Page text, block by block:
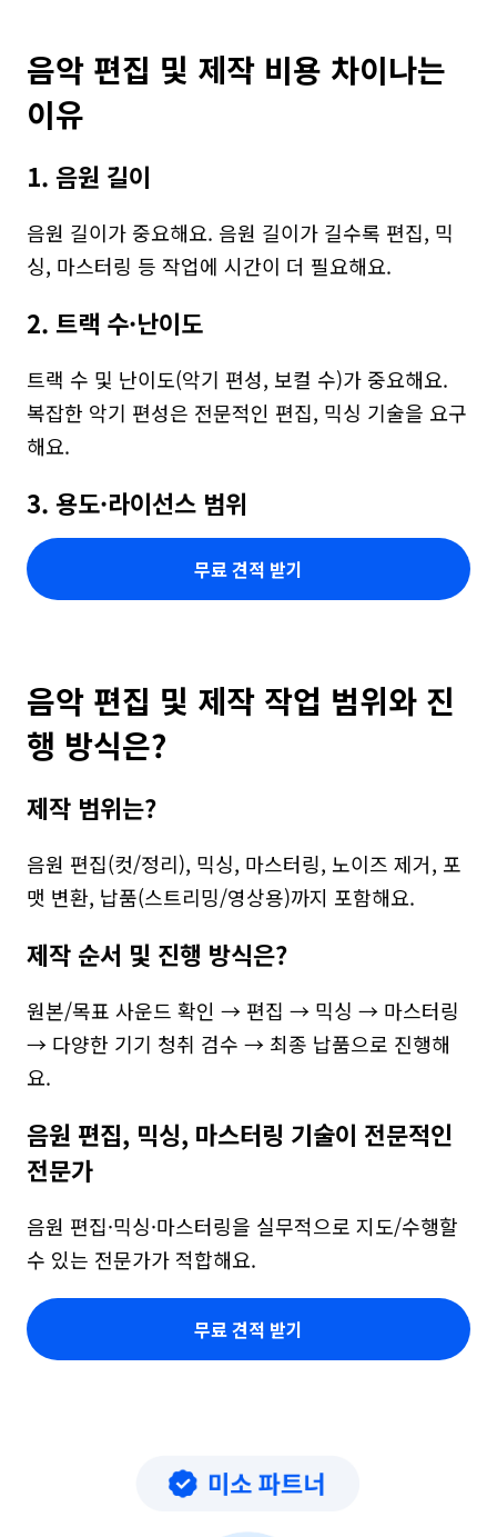
음악 편집 및 제작 비용 차이나는
이유
1. 음원 길이
음원 길이가 중요해요. 음원 길이가 길수록 편집, 믹
싱, 마스터링 등 작업에 시간이 더 필요해요.
2. 트랙 수·난이도
트랙 수 및 난이도(악기 편성, 보컬 수)가 중요해요.
복잡한 악기 편성은 전문적인 편집, 믹싱 기술을 요구
해요.
3. 용도·라이선스 범위
무료 견적 받기
음악 편집 및 제작 작업 범위와 진
행 방식은?
제작 범위는?
음원 편집(컷/정리), 믹싱, 마스터링, 노이즈 제거, 포
맷 변환, 납품(스트리밍/영상용)까지 포함해요.
제작 순서 및 진행 방식은?
원본/목표 사운드 확인 → 편집 → 믹싱 → 마스터링
→ 다양한 기기 청취 검수 → 최종 납품으로 진행해
요.
음원 편집, 믹싱, 마스터링 기술이 전문적인
전문가
음원 편집·믹싱·마스터링을 실무적으로 지도/수행할
수 있는 전문가가 적합해요.
무료 견적 받기